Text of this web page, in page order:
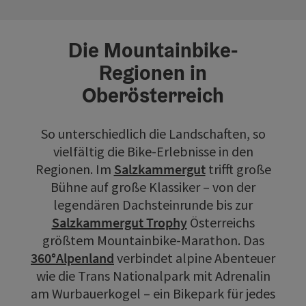
Die Mountainbike-
Regionen in
Oberösterreich
So unterschiedlich die Landschaften, so
vielfältig die Bike-Erlebnisse in den
Regionen. Im Salzkammergut trifft große
Bühne auf große Klassiker – von der
legendären Dachsteinrunde bis zur
Salzkammergut TrophyÖsterreichs
größtem Mountainbike-Marathon. Das
360°Alpenland verbindet alpine Abenteuer
wie die Trans Nationalpark mit Adrenalin
am Wurbauerkogel – ein Bikepark für jedes